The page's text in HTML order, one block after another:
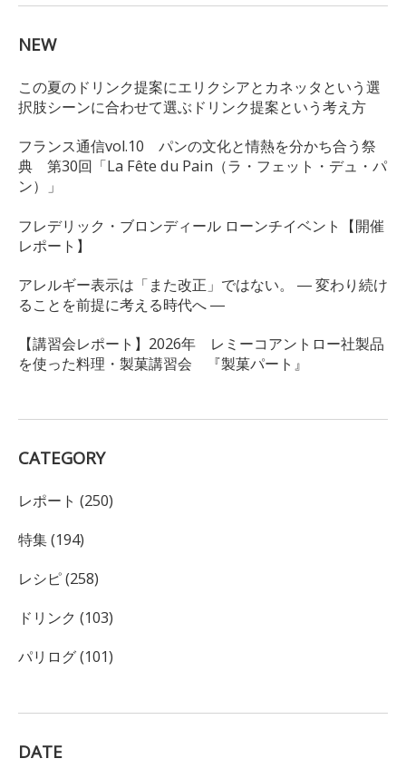
NEW
この夏のドリンク提案にエリクシアとカネッタという選
択肢シーンに合わせて選ぶドリンク提案という考え方
フランス通信vol.10 パンの文化と情熱を分かち合う祭
典 第30回「La Fête du Pain（ラ・フェット・デュ・パ
ン）」
フレデリック・ブロンディール ローンチイベント【開催
レポート】
アレルギー表示は「また改正」ではない。 ― 変わり続け
ることを前提に考える時代へ ―
【講習会レポート】2026年 レミーコアントロー社製品
を使った料理・製菓講習会 『製菓パート』
CATEGORY
レポート (250)
特集 (194)
レシピ (258)
ドリンク (103)
パリログ (101)
DATE